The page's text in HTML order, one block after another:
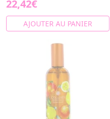
22,42€
AJOUTER AU PANIER